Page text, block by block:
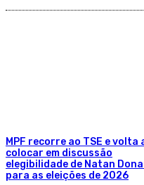
MPF recorre ao TSE e volta
colocar em discussão
elegibilidade de Natan
para as eleições de 2026